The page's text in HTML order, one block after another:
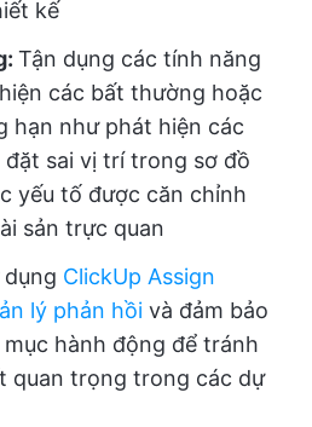
kế
Tận dụng các tính năng
các bất thường hoặc
hạn như phát hiện các
đặt sai vị trí trong sơ đồ
yếu tố được căn chỉnh
sản trực quan
dụng ClickUp Assign
lý phản hồi và đảm bảo
hành động để tránh
quan trọng trong các dự